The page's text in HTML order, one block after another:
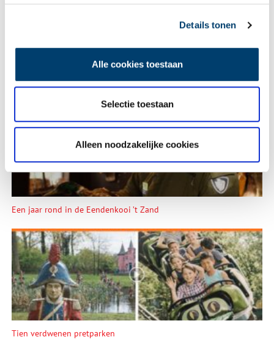
Details tonen
Alle cookies toestaan
Selectie toestaan
Alleen noodzakelijke cookies
begraven liggen?
Een jaar rond in de Eendenkooi ’t Zand
Tien verdwenen pretparken